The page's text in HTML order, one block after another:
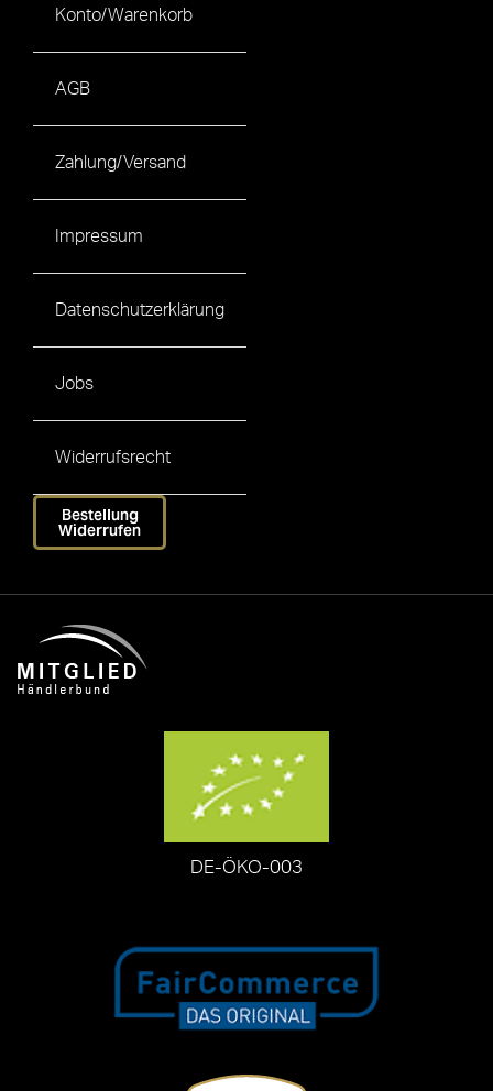
Konto/Warenkorb
AGB
Zahlung/Versand
Impressum
Datenschutzerklärung
Jobs
Widerrufsrecht
Bestellung
Widerrufen
DE-ÖKO-003